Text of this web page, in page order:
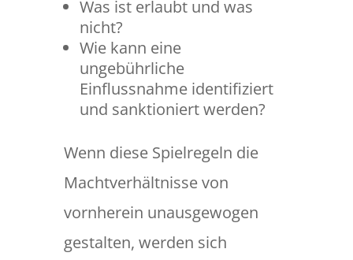
Was ist erlaubt und was
nicht?
Wie kann eine
ungebührliche
Einflussnahme identifiziert
und sanktioniert werden?
Wenn diese Spielregeln die
Machtverhältnisse von
vornherein unausgewogen
gestalten, werden sich